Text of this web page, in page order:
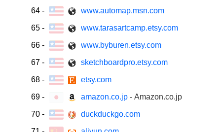
64 - www.automap.msn.com
65 - www.tarasartcamp.etsy.com
66 - www.byburen.etsy.com
67 - sketchboardpro.etsy.com
68 - etsy.com
69 - amazon.co.jp - Amazon.co.jp
70 - duckduckgo.com